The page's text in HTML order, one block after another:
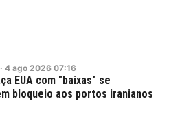
· 4 ago 2026 07:16
EUA com "baixas" se
bloqueio aos portos iranianos